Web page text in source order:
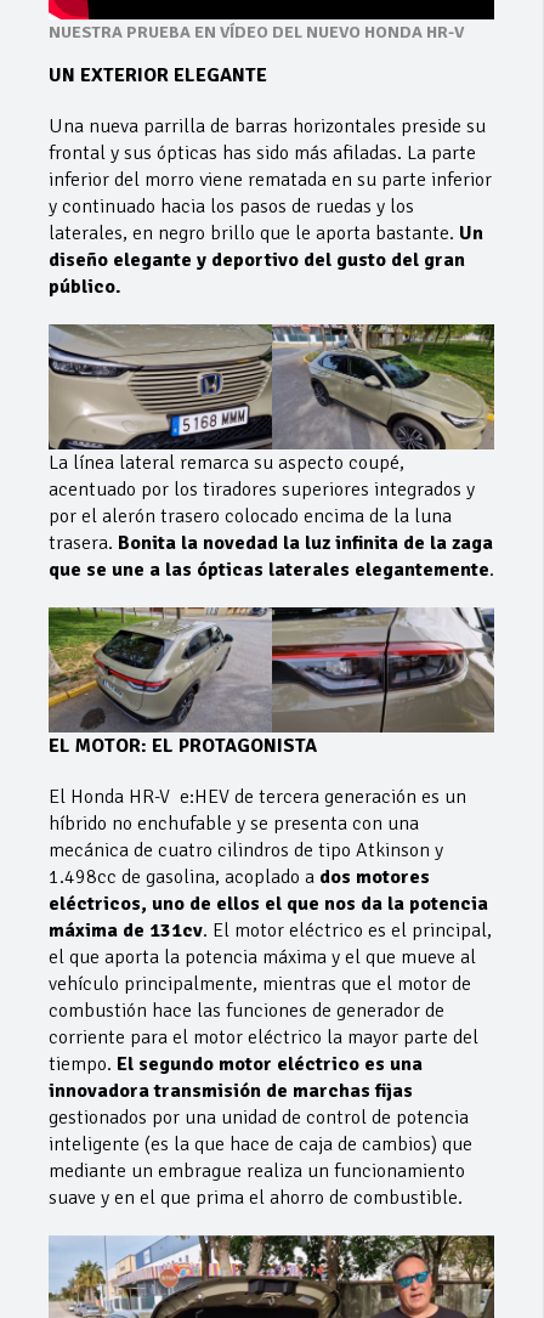
NUESTRA PRUEBA EN VÍDEO DEL NUEVO HONDA HR-V
UN EXTERIOR ELEGANTE
Una nueva parrilla de barras horizontales preside su
frontal y sus ópticas has sido más afiladas. La parte
inferior del morro viene rematada en su parte inferior
y continuado hacia los pasos de ruedas y los
laterales, en negro brillo que le aporta bastante. Un
diseño elegante y deportivo del gusto del gran
público.
La línea lateral remarca su aspecto coupé,
acentuado por los tiradores superiores integrados y
por el alerón trasero colocado encima de la luna
trasera. Bonita la novedad la luz infinita de la zaga
que se une a las ópticas laterales elegantemente.
EL MOTOR: EL PROTAGONISTA
El Honda HR-V e:HEV de tercera generación es un
híbrido no enchufable y se presenta con una
mecánica de cuatro cilindros de tipo Atkinson y
1.498cc de gasolina, acoplado a dos motores
eléctricos, uno de ellos el que nos da la potencia
máxima de 131cv. El motor eléctrico es el principal,
el que aporta la potencia máxima y el que mueve al
vehículo principalmente, mientras que el motor de
combustión hace las funciones de generador de
corriente para el motor eléctrico la mayor parte del
tiempo. El segundo motor eléctrico es una
innovadora transmisión de marchas fijas
gestionados por una unidad de control de potencia
inteligente (es la que hace de caja de cambios) que
mediante un embrague realiza un funcionamiento
suave y en el que prima el ahorro de combustible.